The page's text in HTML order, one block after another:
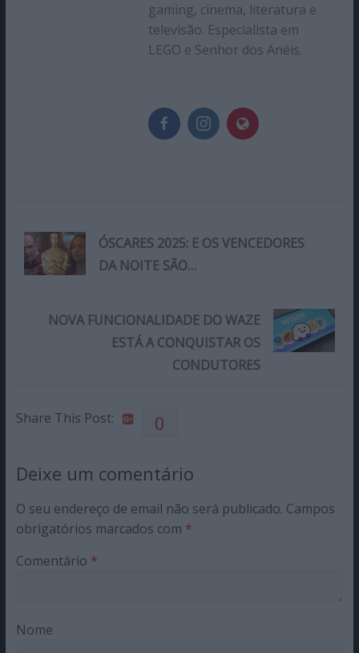
gaming, cinema, literatura e
televisão. Especialista em
LEGO e Senhor dos Anéis.
ÓSCARES 2025: E OS VENCEDORES
DA NOITE SÃO…
NOVA FUNCIONALIDADE DO WAZE
ESTÁ A CONQUISTAR OS
CONDUTORES
Share This Post: 0
Deixe um comentário
O seu endereço de email não será publicado. Campos
obrigatórios marcados com *
Comentário *
Nome